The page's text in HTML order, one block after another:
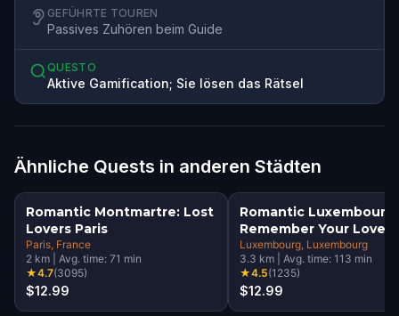
GEFÜHRTE TOUREN
Passives Zuhören beim Guide
QUESTO
Aktive Gamification; Sie lösen das Rätsel
Ähnliche Quests in anderen Städten
Romantic Montmartre: Lost
Lovers Paris
Paris , France
2 km Avg. time: 71 min
★4.7(3095)
$12.99
Romantic Luxembourg:
Remember Your Love
Luxembourg , Luxembourg
3.3 km Avg. time: 113 min
★4.5(1235)
$12.99